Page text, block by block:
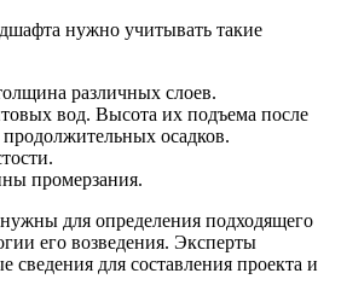
нужно учитывать такие
различных слоев.
вод. Высота их подъема после
продолжительных осадков.
промерзания.
для определения подходящего
его возведения. Эксперты
сведения для составления проекта и